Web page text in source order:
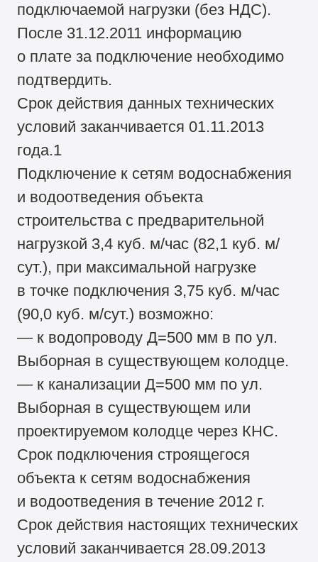
подключаемой нагрузки (без НДС).
После 31.12.2011 информацию
о плате за подключение необходимо
подтвердить.
Срок действия данных технических
условий заканчивается 01.11.2013
года.1
Подключение к сетям водоснабжения
и водоотведения объекта
строительства с предварительной
нагрузкой 3,4 куб. м/час (82,1 куб. м/
сут.), при максимальной нагрузке
в точке подключения 3,75 куб. м/час
(90,0 куб. м/сут.) возможно:
— к водопроводу Д=500 мм в по ул.
Выборная в существующем колодце.
— к канализации Д=500 мм по ул.
Выборная в существующем или
проектируемом колодце через КНС.
Срок подключения строящегося
объекта к сетям водоснабжения
и водоотведения в течение 2012 г.
Срок действия настоящих технических
условий заканчивается 28.09.2013